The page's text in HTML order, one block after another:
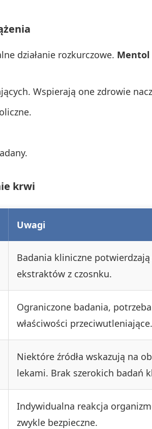
działanie rozkurczowe. Mentol
Wspierają one zdrowie
krwi
Uwagi
Badania kliniczne
ekstraktów z czosnku.
Ograniczone badania,
właściwości przeciwutleniające.
Niektóre źródła wskazują na
lekami. Brak szerokich badań
Indywidualna reakcja
zwykle bezpieczne.